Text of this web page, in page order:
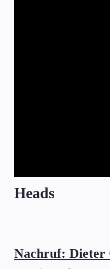
Heads
Nachruf: Dieter